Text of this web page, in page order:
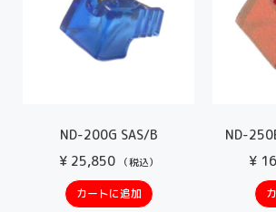
ND-200G SAS/B
¥25,850 （税込）
カートに追加
ND-
¥